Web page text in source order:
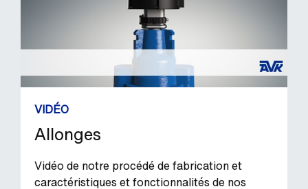
VIDÉO
Allonges
Vidéo de notre procédé de fabrication et
caractéristiques et fonctionnalités de nos